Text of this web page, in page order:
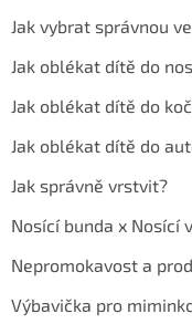
Jak vybrat správnou
Jak oblékat dítě do
Jak oblékat dítě do
Jak oblékat dítě do
Jak správně vrstvit?
Nosící bunda x Nosící
Nepromokavost a
Výbavička pro